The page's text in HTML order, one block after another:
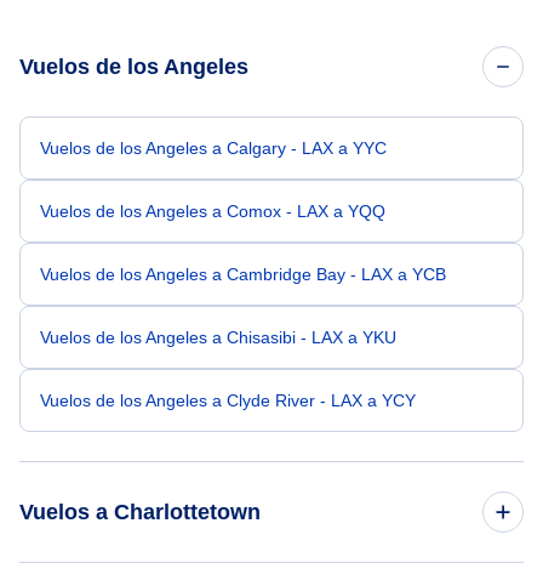
Vuelos de los Angeles
Vuelos de los Angeles a Calgary - LAX a YYC
Vuelos de los Angeles a Comox - LAX a YQQ
Vuelos de los Angeles a Cambridge Bay - LAX a YCB
Vuelos de los Angeles a Chisasibi - LAX a YKU
Vuelos de los Angeles a Clyde River - LAX a YCY
Vuelos a Charlottetown